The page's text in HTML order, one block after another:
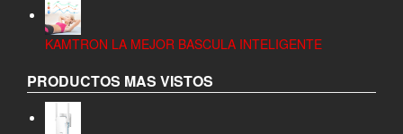
KAMTRON LA MEJOR BASCULA INTELIGENTE
PRODUCTOS MAS VISTOS